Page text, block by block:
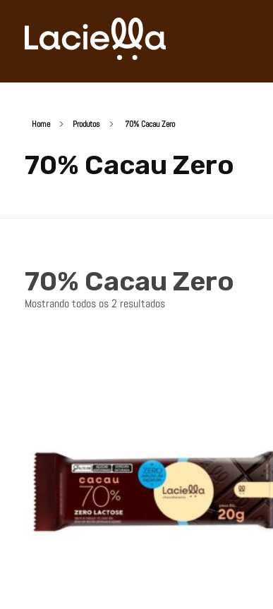
Home Produtos 70% Cacau Zero
70% Cacau Zero
70% Cacau Zero
Mostrando todos os 2 resultados